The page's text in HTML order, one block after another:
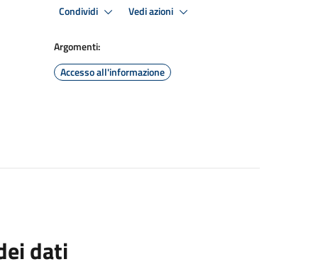
Condividi Vedi azioni
Argomenti:
Accesso all'informazione
dati